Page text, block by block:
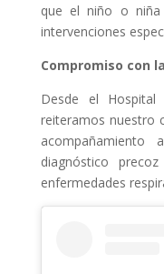
que el niño o
intervenciones
Compromiso con
Desde el
reiteramos nuestro
diagnóstico
enfermedades